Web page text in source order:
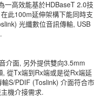
一高效能基於HDBaseT 2.0技
此100m延伸架構下能同時支
光纖數位音訊傳輸, USB
介面, 另外提供雙向3.5mm
從Tx端到Rx端或是從Rx端延
S/PDIF (Toslink) 介面符合市
機介接需求.